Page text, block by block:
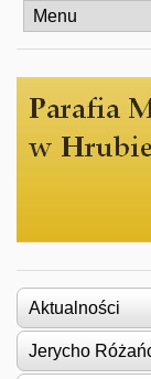
Aktualności
Jerycho